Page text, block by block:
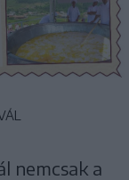
nemcsak a